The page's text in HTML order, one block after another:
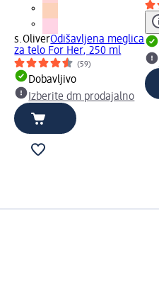
s.OliverOdišavljena meglica
za telo For Her, 250 ml
(59)
Dobavljivo
Izberite dm prodajalno